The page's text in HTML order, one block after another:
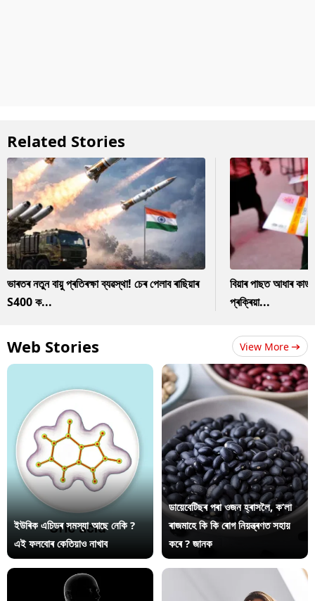
Related Stories
ভাৰতৰ নতুন বায়ু প্ৰতিৰক্ষা ব্যৱস্থা! চেৰ পেলাব ৰাছিয়াৰ
S400 ক...
বিয়াৰ পাছত আধাৰ
প্ৰক্ৰিয়া...
Web Stories View More
ইউৰিক এচিডৰ সমস্যা আছে নেকি ?
এই ফলবোৰ কেতিয়াও নাখাব
ডায়েবেটিছৰ পৰা ওজন হ্ৰাসলৈ, ক’লা
ৰাজমাহে কি কি ৰোগ নিয়ন্ত্ৰণত সহায়
কৰে ? জানক